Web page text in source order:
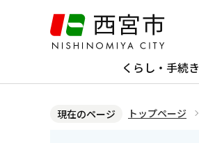
ジ
くらし・手続き
現在のページ トップページ